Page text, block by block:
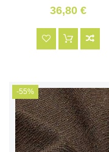
36,80 €
-55%